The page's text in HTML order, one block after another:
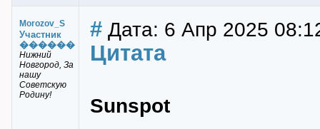
Morozov_S
Участник
������
Нижний
Новгород, За
нашу
Советскую
Родину!
# Дата: 6 Апр 2025
Цитата
Sunspot